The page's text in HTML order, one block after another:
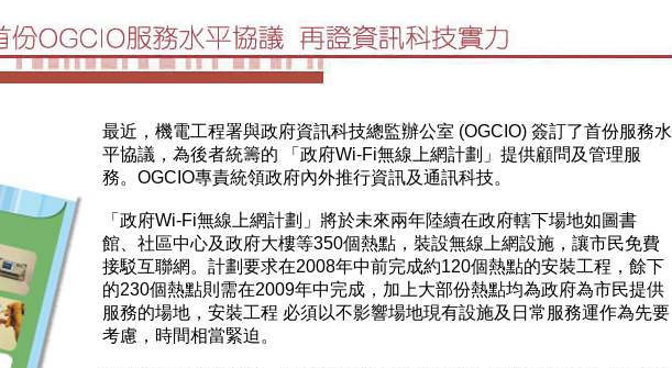
最近，機電工程署與政府資訊科技總監辦公室 (OGCIO) 簽訂了首份服務水
平協議，為後者統籌的 「政府Wi-Fi無線上網計劃」提供顧問及管理服
務。OGCIO專責統領政府內外推行資訊及通訊科技。
「政府Wi-Fi無線上網計劃」將於未來兩年陸續在政府轄下場地如圖書
館、社區中心及政府大樓等350個熱點，裝設無線上網設施，讓市民免費
接駁互聯網。計劃要求在2008年中前完成約120個熱點的安裝工程，餘下
的230個熱點則需在2009年中完成，加上大部份熱點均為政府為市民提供
服務的場地，安裝工程 必須以不影響場地現有設施及日常服務運作為先要
考慮，時間相當緊迫。